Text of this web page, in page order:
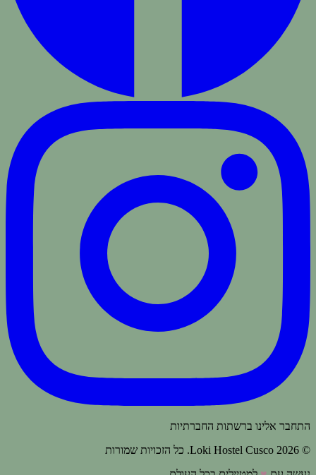
התחבר אלינו ברשתות החברתיות
© 2026 Loki Hostel Cusco.
כל הזכויות שמורות